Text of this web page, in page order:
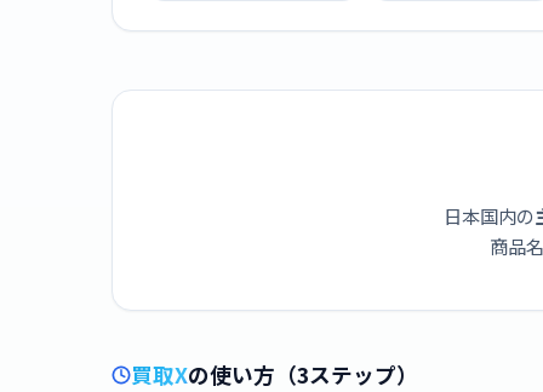
日本国内の
商品
買取Xの使い方（3ステップ）